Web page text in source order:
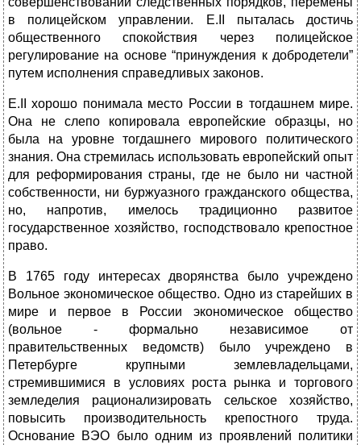
в полицейском управлении. Е.II пыталась достичь
общественного спокойствия через полицейское
регулирование на основе “принуждения к добродетели”
путем исполнения справедливых законов.
Е.II хорошо понимала место России в тогдашнем мире.
Она не слепо копировала европейские образцы, но
была на уровне тогдашнего мирового политического
знания. Она стремилась использовать европейский опыт
для реформирования страны, где не было ни частной
собственности, ни буржуазного гражданского общества,
но, напротив, имелось традиционно развитое
государственное хозяйство, господствовало крепостное
право.
В 1765 году интересах дворянства было учреждено
Вольное экономическое общество. Одно из старейших в
мире и первое в России экономическое общество
(вольное - формально независимое от
правительственных ведомств) было учреждено в
Петербурге крупными землевладельцами,
стремившимися в условиях роста рынка и торгового
земледелия рационализировать сельское хозяйство,
повысить производительность крепостного труда.
Основание ВЭО было одним из проявлений политики